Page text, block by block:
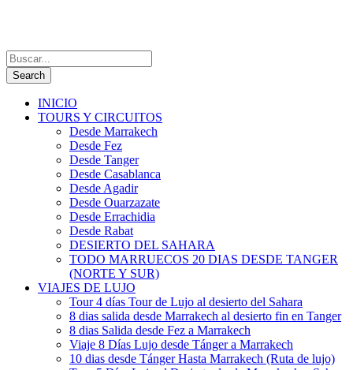
INICIO
TOURS Y CIRCUITOS
Desde Marrakech
Desde Fez
Desde Tanger
Desde Casablanca
Desde Agadir
Desde Ouarzazate
Desde Errachidia
Desde Rabat
DESIERTO DEL SAHARA
TODO MARRUECOS 20 DIAS DESDE TANGER
(NORTE Y SUR)
VIAJES DE LUJO
Tour 4 días Tour de Lujo al desierto del Sahara
8 dias salida desde Marrakech al desierto fin en Tanger
8 dias Salida desde Fez a Marrakech
Viaje 8 Días Lujo desde Tánger a Marrakech
10 dias desde Tánger Hasta Marrakech (Ruta de lujo)